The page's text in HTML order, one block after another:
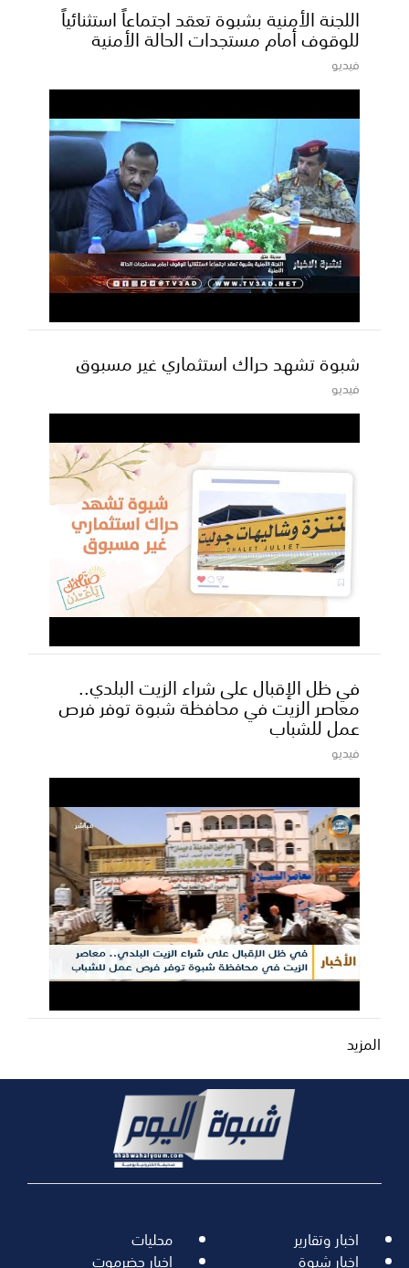
اللجنة الأمنية بشبوة تعقد اجتماعاً استثنائياً
للوقوف أمام مستجدات الحالة الأمنية
فيديو
شبوة تشهد حراك استثماري غير مسبوق
فيديو
في ظل الإقبال على شراء الزيت البلدي..
معاصر الزيت في محافظة شبوة توفر فرص
عمل للشباب
فيديو
المزيد
اخبار وتقارير محليات
اخبار شبوة اخبار حضرموت